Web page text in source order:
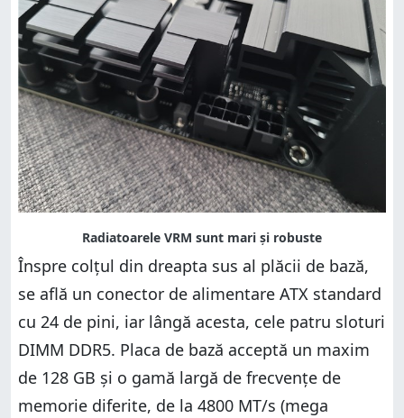
Înspre colțul din dreapta sus al plăcii de bază,
se află un conector de alimentare ATX standard
cu 24 de pini, iar lângă acesta, cele patru sloturi
DIMM DDR5. Placa de bază acceptă un maxim
de 128 GB și o gamă largă de frecvențe de
memorie diferite, de la 4800 MT/s (mega